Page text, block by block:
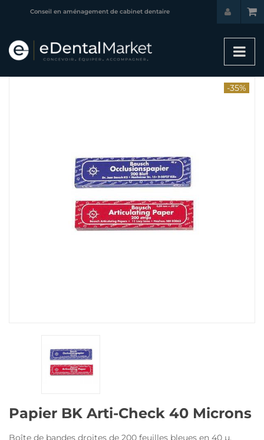
Conseil en aménagement de cabinet dentaire
-35%
Papier BK Arti-Check 40 Microns
Boîte de bandes droites de 200 feuilles bleues en 40 µ.